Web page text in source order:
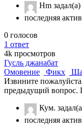
Hm
последняя
0 голосов
1 ответ
4k просмотров
Гусль джанабат
Омовение
Фикх
Извините
предыдущий вопрос.
Кум.
последняя